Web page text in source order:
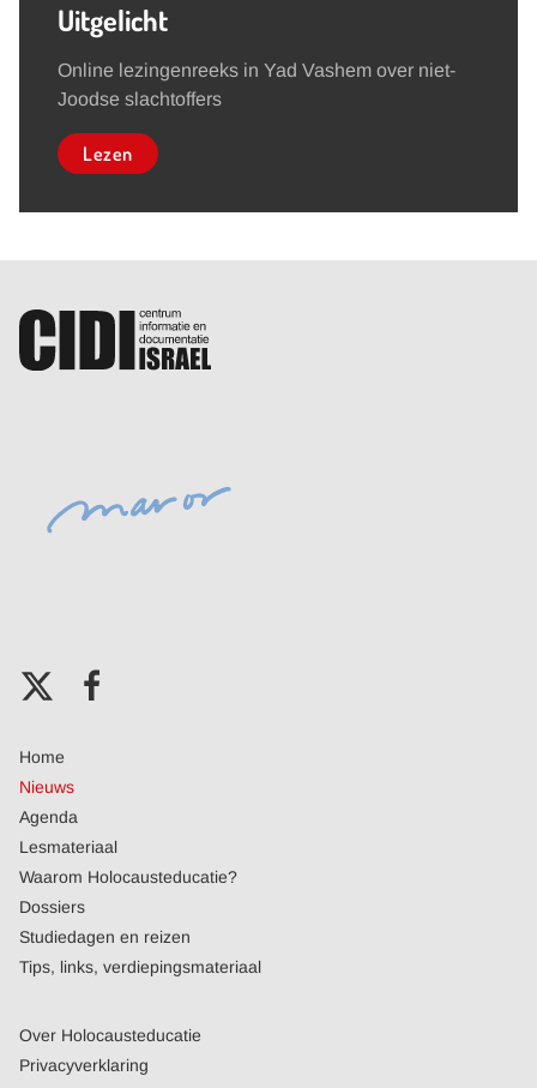
Uitgelicht
Online lezingenreeks in Yad Vashem over niet-
Joodse slachtoffers
Lezen
Home
Nieuws
Agenda
Lesmateriaal
Waarom Holocausteducatie?
Dossiers
Studiedagen en reizen
Tips, links, verdiepingsmateriaal
Over Holocausteducatie
Privacyverklaring